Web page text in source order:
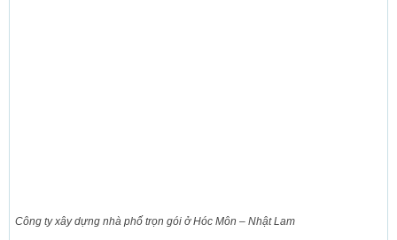
Công ty xây dựng nhà phố trọn gói ở Hóc Môn – Nhật Lam